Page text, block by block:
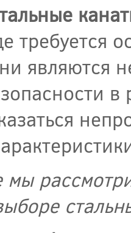
требуется
являются
мы